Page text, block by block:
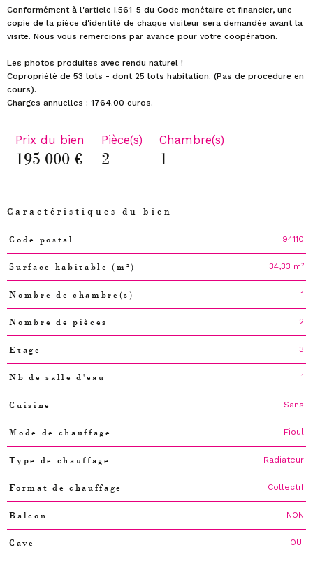
Conformément à l'article I.561-5 du Code monétaire et financier, une
copie de la pièce d'identité de chaque visiteur sera demandée avant la
visite. Nous vous remercions par avance pour votre coopération.
Les photos produites avec rendu naturel !
Copropriété de 53 lots - dont 25 lots habitation. (Pas de procédure en
cours).
Prix du bien
195 000 €
Pièce(s)
2
Chambre(s)
1
Caractéristiques du bien
Caractéristiques
Code postal 94110
Surface habitable (m²) 34,33 m²
Nombre de chambre(s) 1
Nombre de pièces 2
Etage 3
Nb de salle d'eau 1
Cuisine Sans
Mode de chauffage Fioul
Type de chauffage Radiateur
Format de chauffage Collectif
Balcon NON
Cave OUI